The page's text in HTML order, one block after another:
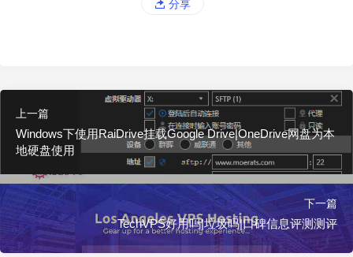
分享
上一篇
Windows下使用RaiDrive挂载Google Drive|OneDrive网盘为本
地硬盘使用
下一篇
TechVPS好用吗|垃圾吗|口碑信息评测测评